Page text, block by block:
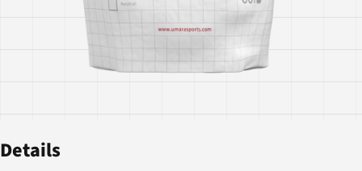
Details